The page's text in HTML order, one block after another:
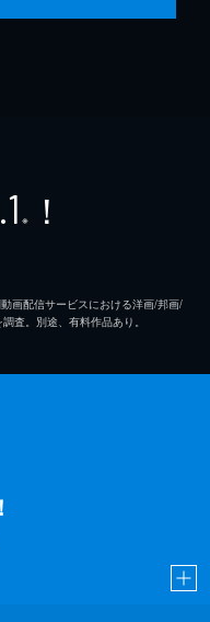
※ ！
画配信サービスにおける洋画/邦画/
査。別途、有料作品あり。